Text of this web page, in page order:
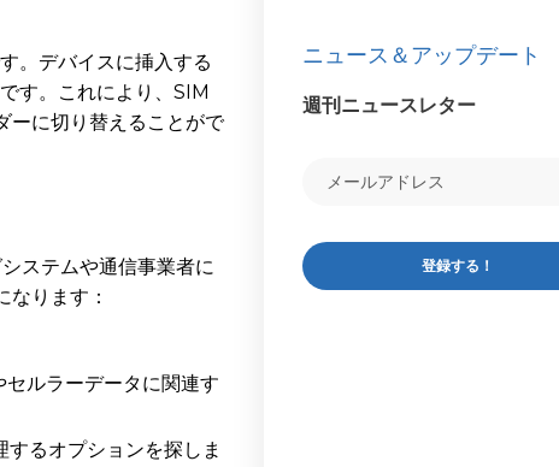
。デバイスに挿入する
す。これにより、SIM
ーに切り替えることがで
ステムや通信事業者に
ります：
ルラーデータに関連す
るオプションを探しま
ニュース＆アップデート
週刊ニュースレター
登録する！